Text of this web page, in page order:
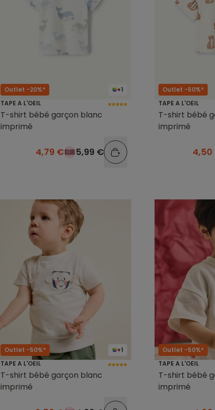
+1
Outlet -20%*
TAPE A L'OEIL
T-shirt bébé garçon blanc
imprimé
4,79 € 5,99 €
Outlet -50%*
TAPE A L'OEIL
T-shirt bébé
imprimé
+1
Outlet -50%*
TAPE A L'OEIL
T-shirt bébé garçon blanc
imprimé
Outlet -50%*
TAPE A L'OEIL
T-shirt bébé
imprimé